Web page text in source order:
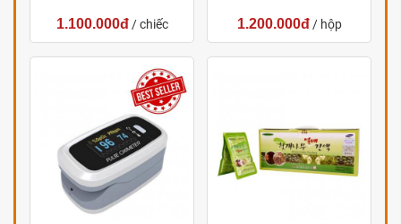
1.100.000đ/ chiếc 1.200.000đ/ hộp